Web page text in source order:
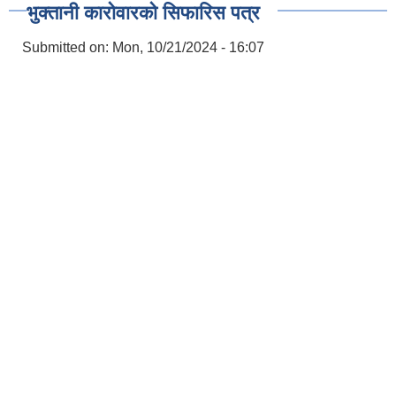
भुक्तानी कारोवारको सिफारिस पत्र
Submitted on: Mon, 10/21/2024 - 16:07